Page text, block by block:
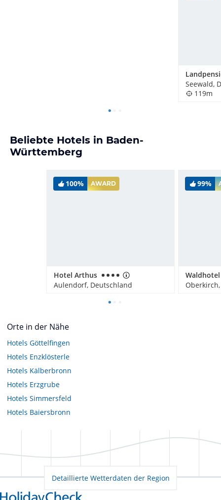
Seewald,
119m
Beliebte Hotels in Baden-
Württemberg
100% AWARD
Hotel Arthus
Aulendorf, Deutschland
99%
Orte in der Nähe
Hotels Göttelfingen
Hotels Enzklösterle
Hotels Kälberbronn
Hotels Erzgrube
Hotels Simmersfeld
Hotels Baiersbronn
Detaillierte Wetterdaten der Region